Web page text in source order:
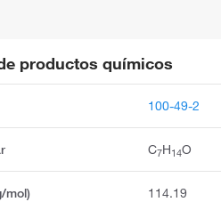
productos químicos
100-49-2
C7H14O
mol) 114.19